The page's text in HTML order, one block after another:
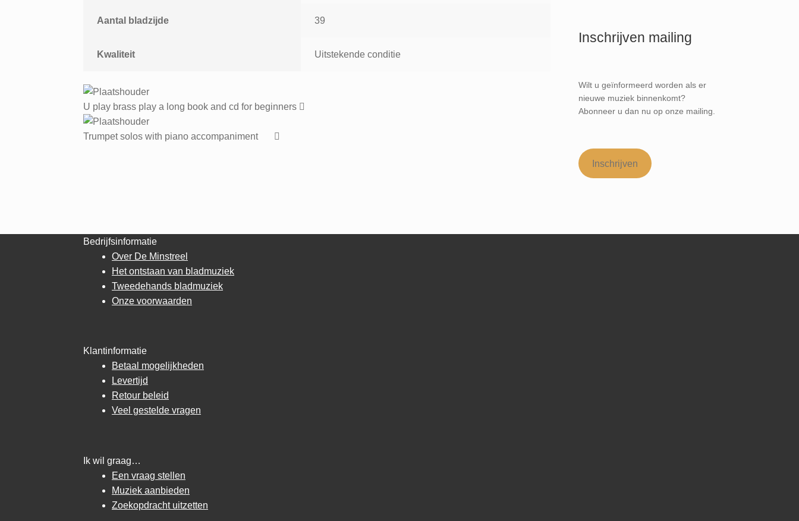
Aantal bladzijde 39
Kwaliteit Uitstekende conditie
U play brass play a long book and cd for beginners
Trumpet solos with piano accompaniment
Inschrijven mailing
Wilt u geïnformeerd worden als er
nieuwe muziek binnenkomt?
Abonneer u dan nu op onze mailing.
Inschrijven
Bedrijfsinformatie
Over De Minstreel
Het ontstaan van bladmuziek
Tweedehands bladmuziek
Onze voorwaarden
Klantinformatie
Betaal mogelijkheden
Levertijd
Retour beleid
Veel gestelde vragen
Ik wil graag…
Een vraag stellen
Muziek aanbieden
Zoekopdracht uitzetten